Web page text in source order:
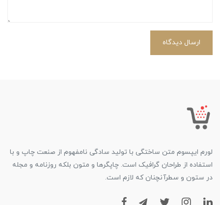
ارسال دیدگاه
لورم ایپسوم متن ساختگی با تولید سادگی نامفهوم از صنعت چاپ و با
استفاده از طراحان گرافیک است. چاپگرها و متون بلکه روزنامه و مجله
در ستون و سطرآنچنان که لازم است.